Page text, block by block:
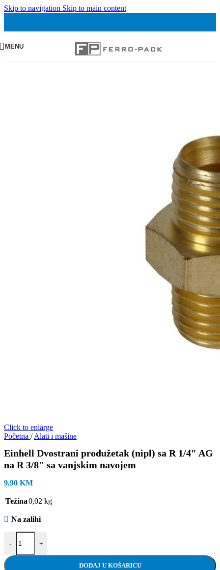
Skip to navigation Skip to main content
MENU
Click to enlarge
Početna / Alati i mašine
Einhell Dvostrani produžetak (nipl) sa R 1/4″ AG
na R 3/8″ sa vanjskim navojem
9,90 KM
Težina0,02 kg
Na zalihi
-
Einhell Dvostrani produžetak (nipl) sa R 1/4" AG na R 3/8" sa
+
DODAJ U KOŠARICU